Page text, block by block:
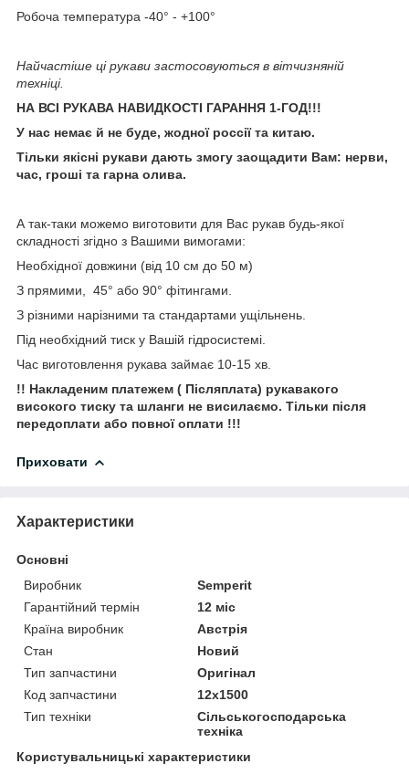
Робоча температура -40° - +100°
Найчастіше ці рукави застосовуються в вітчизняній
техніці.
НА ВСІ РУКАВА НАВИДКОСТІ ГАРАННЯ 1-ГОД!!!
У нас немає й не буде, жодної россії та китаю.
Тільки якісні рукави дають змогу заощадити Вам: нерви,
час, гроші та гарна олива.
А так-таки можемо виготовити для Вас рукав будь-якої
складності згідно з Вашими вимогами:
Необхідної довжини (від 10 см до 50 м)
З прямими, 45° або 90° фітингами.
З різними нарізними та стандартами ущільнень.
Під необхідний тиск у Вашій гідросистемі.
Час виготовлення рукава займає 10-15 хв.
!! Накладеним платежем ( Післяплата) рукавакого
високого тиску та шланги не висилаємо. Тільки після
передоплати або повної оплати !!!
Приховати
Характеристики
Основні
Виробник
Semperit
Гарантійний термін
12 міс
Країна виробник
Австрія
Стан
Новий
Тип запчастини
Оригінал
Код запчастини
12х1500
Тип техніки
Сільськогосподарська
техніка
Користувальницькі характеристики